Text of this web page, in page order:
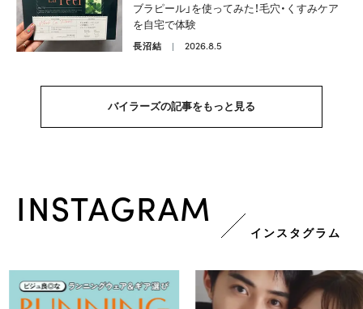
ブラピール」を使ってみた！毛穴・くすみケア
を自宅で体験
長沼結 2026.8.5
バイラーズの記事をもっと見る
INSTAGRAM
インスタグラム